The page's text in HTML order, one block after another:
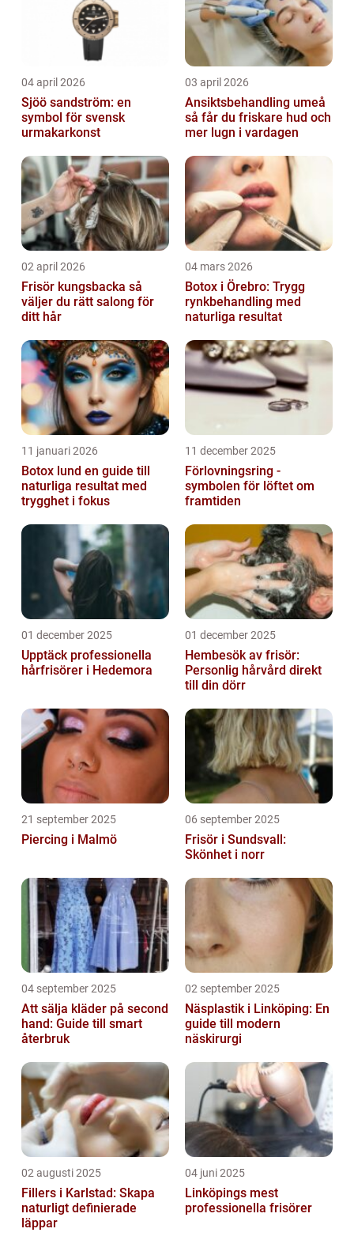
04 april 2026
Sjöö sandström: en
symbol för svensk
urmakarkonst
03 april 2026
Ansiktsbehandling umeå
så får du friskare hud och
mer lugn i vardagen
02 april 2026
Frisör kungsbacka så
väljer du rätt salong för
ditt hår
04 mars 2026
Botox i Örebro: Trygg
rynkbehandling med
naturliga resultat
11 januari 2026
Botox lund en guide till
naturliga resultat med
trygghet i fokus
11 december 2025
Förlovningsring -
symbolen för löftet om
framtiden
01 december 2025
Upptäck professionella
hårfrisörer i Hedemora
01 december 2025
Hembesök av frisör:
Personlig hårvård direkt
till din dörr
21 september 2025
Piercing i Malmö
06 september 2025
Frisör i Sundsvall:
Skönhet i norr
04 september 2025
Att sälja kläder på second
hand: Guide till smart
återbruk
02 september 2025
Näsplastik i Linköping: En
guide till modern
näskirurgi
02 augusti 2025
Fillers i Karlstad: Skapa
naturligt definierade
läppar
04 juni 2025
Linköpings mest
professionella frisörer